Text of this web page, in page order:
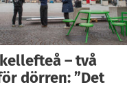
– två
dörren: ”Det